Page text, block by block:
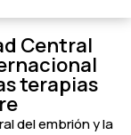
Central
terapias
del embrión y la